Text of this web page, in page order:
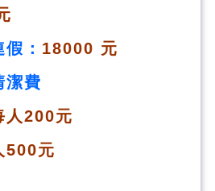
假 ： 18000 元
潔費
人200元
500元